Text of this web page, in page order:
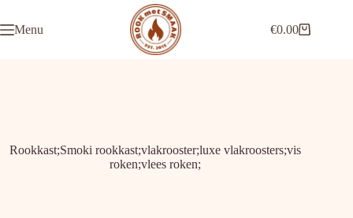
de Menu Winkelwagen
€0.00
Rookkast;Smoki rookkast;vlakrooster;luxe vlakroosters;vis
roken;vlees roken;